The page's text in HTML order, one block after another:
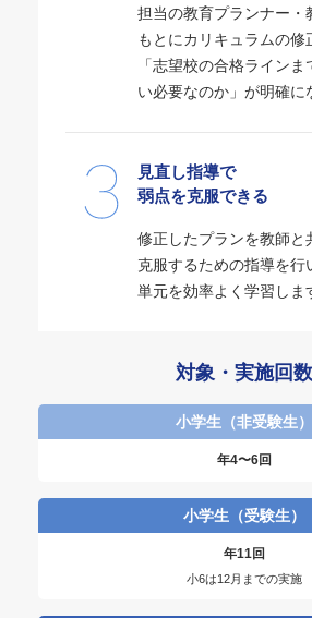
担当の教育プランナー・
もとにカリキュラムの修
「志望校の合格ライン
い必要なのか」が明確に
見直し指導で
弱点を克服できる
修正したプランを教師と
克服するための指導を行
単元を効率よく学習しま
対象・実施回数
小学生（非受験生）
年4〜6回
小学生（受験生）
年11回
小6は12月までの実施